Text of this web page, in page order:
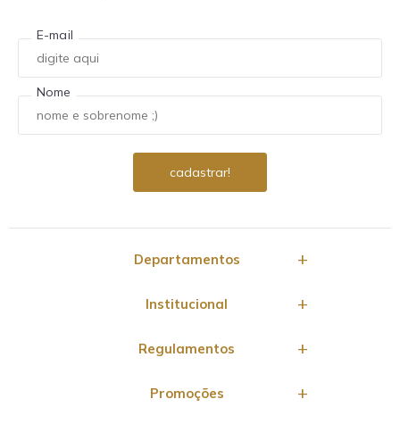
E-mail
Nome
Departamentos
Institucional
Regulamentos
Promoções